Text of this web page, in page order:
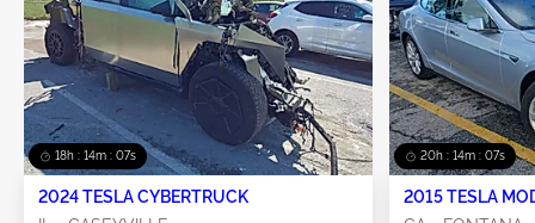
18h : 14m : 07s
2024 TESLA CYBERTRUCK
20h : 14m : 07s
2015 TESLA